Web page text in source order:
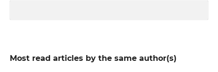
Most read articles by the same author(s)